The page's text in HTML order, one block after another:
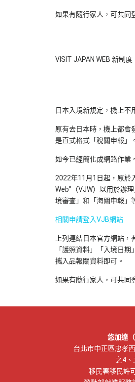
如果有隨行家人，可共同
VISIT JAPAN WEB 新制度
日本入境新規定，機上不
原有去日本時，機上都會
是直式格式「稅關申報」。
如今已經簡化成網路作業。
2022年11月1日起，原於
Web”（VJW）以用於辦
境審查」和「海關申報」
相關申請登入VJB網站
上列連結日本官方網站
「護照資料」「入境日
攜入品報關資料即可。
如果有隨行家人，可共同
悠加達（
台北市中正區忠孝
之4、
移民署移民許